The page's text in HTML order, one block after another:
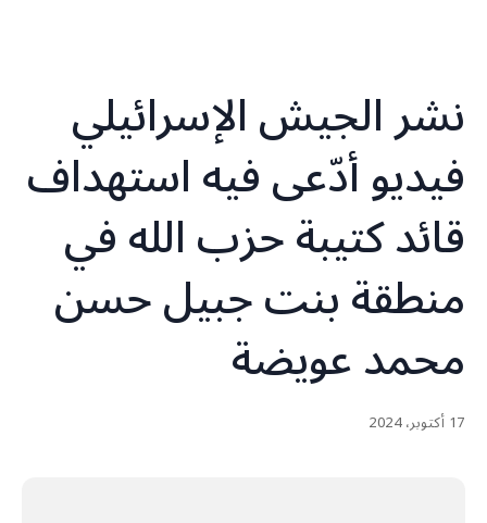
نشر الجيش الإسرائيلي
فيديو أدّعى فيه استهداف
قائد كتيبة حزب الله في
منطقة بنت جبيل حسن
محمد عويضة
17 أكتوبر، 2024